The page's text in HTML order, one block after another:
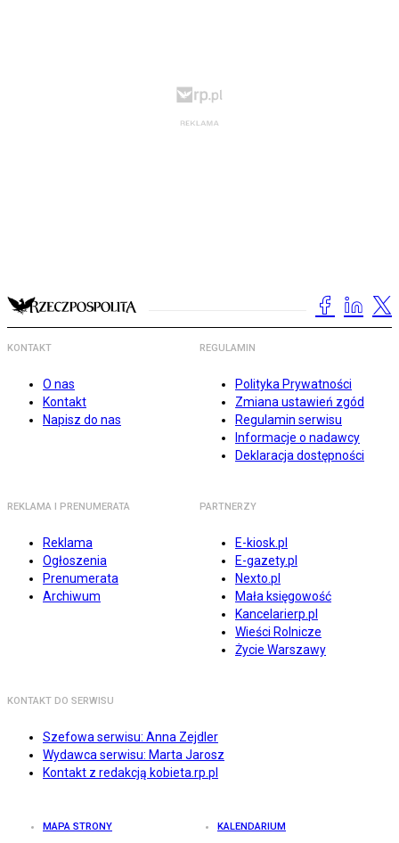
KONTAKT
O nas
Kontakt
Napisz do nas
REGULAMIN
Polityka Prywatności
Zmiana ustawień zgód
Regulamin serwisu
Informacje o nadawcy
Deklaracja dostępności
REKLAMA I PRENUMERATA
Reklama
Ogłoszenia
Prenumerata
Archiwum
PARTNERZY
E-kiosk.pl
E-gazety.pl
Nexto.pl
Mała księgowość
Kancelarierp.pl
Wieści Rolnicze
Życie Warszawy
KONTAKT DO SERWISU
Szefowa serwisu: Anna Zejdler
Wydawca serwisu: Marta Jarosz
Kontakt z redakcją kobieta.rp.pl
MAPA STRONY KALENDARIUM